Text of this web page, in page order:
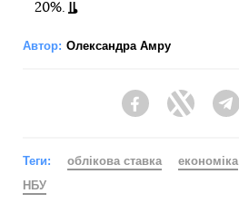
20%.
Автор: Олександра Амру
FacebookTwitter
Теги: облікова ставка економіка
НБУ